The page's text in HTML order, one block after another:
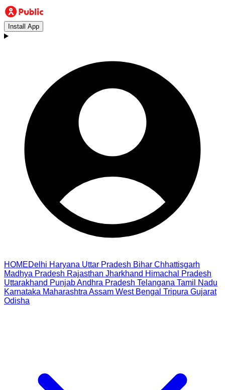
Install App
HOMEDelhi Haryana Uttar Pradesh Bihar Chhattisgarh
Madhya Pradesh Rajasthan Jharkhand Himachal Pradesh
Uttarakhand PunjabAndhra Pradesh Telangana Tamil Nadu
Karnataka Maharashtra Assam West Bengal Tripura Gujarat
Odisha